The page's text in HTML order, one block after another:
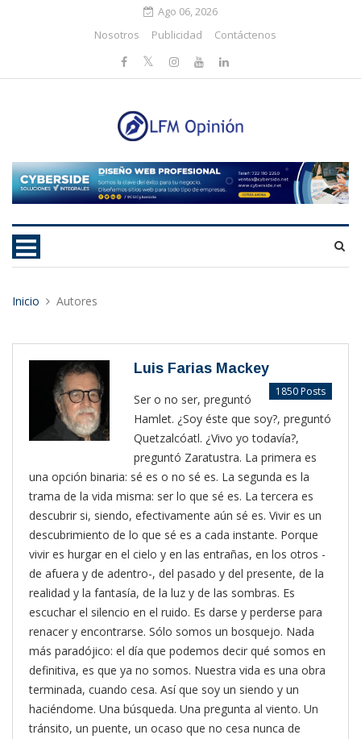
Ago 06, 2026
Nosotros
Publicidad Contáctenos
Inicio Autores
Luis Farias Mackey
1850 Posts
Ser o no ser, preguntó
Hamlet. ¿Soy éste que soy?, preguntó
Quetzalcóatl. ¿Vivo yo todavía?,
preguntó Zaratustra. La primera es
una opción binaria: sé es o no sé es. La segunda es la
trama de la vida misma: ser lo que sé es. La tercera es
descubrir si, siendo, efectivamente aún sé es. Vivir es un
descubrimiento de lo que sé es a cada instante. Porque
vivir es hurgar en el cielo y en las entrañas, en los otros -
de afuera y de adentro-, del pasado y del presente, de la
realidad y la fantasía, de la luz y de las sombras. Es
escuchar el silencio en el ruido. Es darse y perderse para
renacer y encontrarse. Sólo somos un bosquejo. Nada
más paradójico: el día que podemos decir qué somos en
definitiva, es que ya no somos. Nuestra vida es una obra
terminada, cuando cesa. Así que soy un siendo y un
haciéndome. Una búsqueda. Una pregunta al viento. Un
tránsito, un puente, un ocaso que no cesa nunca de